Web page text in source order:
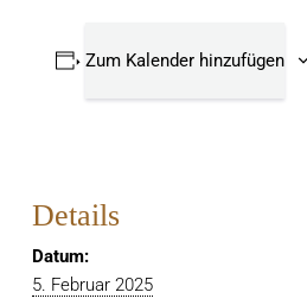
Zum Kalender hinzufügen
Details
Datum:
5. Februar 2025